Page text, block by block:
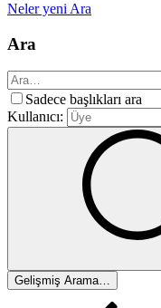
Neler yeni Ara
Ara
Sadece başlıkları ara
Kullanıcı:
Gelişmiş Arama…